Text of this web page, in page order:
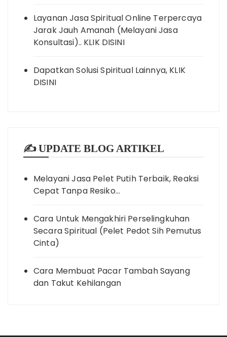
Layanan Jasa Spiritual Online Terpercaya
Jarak Jauh Amanah (Melayani Jasa
Konsultasi).. KLIK DISINI
Dapatkan Solusi Spiritual Lainnya, KLIK
DISINI
✍️ UPDATE BLOG ARTIKEL
Melayani Jasa Pelet Putih Terbaik, Reaksi
Cepat Tanpa Resiko…
Cara Untuk Mengakhiri Perselingkuhan
Secara Spiritual (Pelet Pedot Sih Pemutus
Cinta)
Cara Membuat Pacar Tambah Sayang
dan Takut Kehilangan